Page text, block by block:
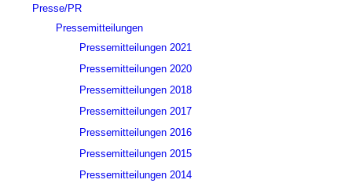
Presse/PR
Pressemitteilungen
Pressemitteilungen 2021
Pressemitteilungen 2020
Pressemitteilungen 2018
Pressemitteilungen 2017
Pressemitteilungen 2016
Pressemitteilungen 2015
Pressemitteilungen 2014